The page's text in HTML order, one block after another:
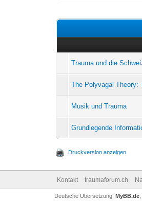
Trauma und die
The Polyvagal Theory:
Musik und Trauma
Grundlegende
Druckversion anzeigen
Kontakt traumaforum.ch
Deutsche Übersetzung: MyBB.de,